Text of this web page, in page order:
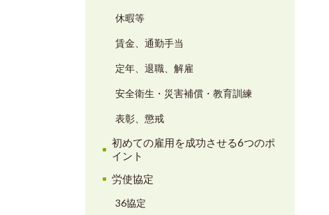
休暇等
賃金、通勤手当
定年、退職、解雇
安全衛生・災害補償・教育訓練
表彰、懲戒
初めての雇用を成功させる6つのポ
イント
労使協定
36協定